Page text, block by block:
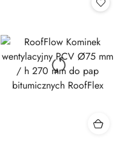
przed
obniżką